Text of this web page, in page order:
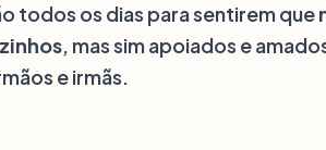
todos os dias para sentirem que
, mas sim apoiados e
e irmãs.